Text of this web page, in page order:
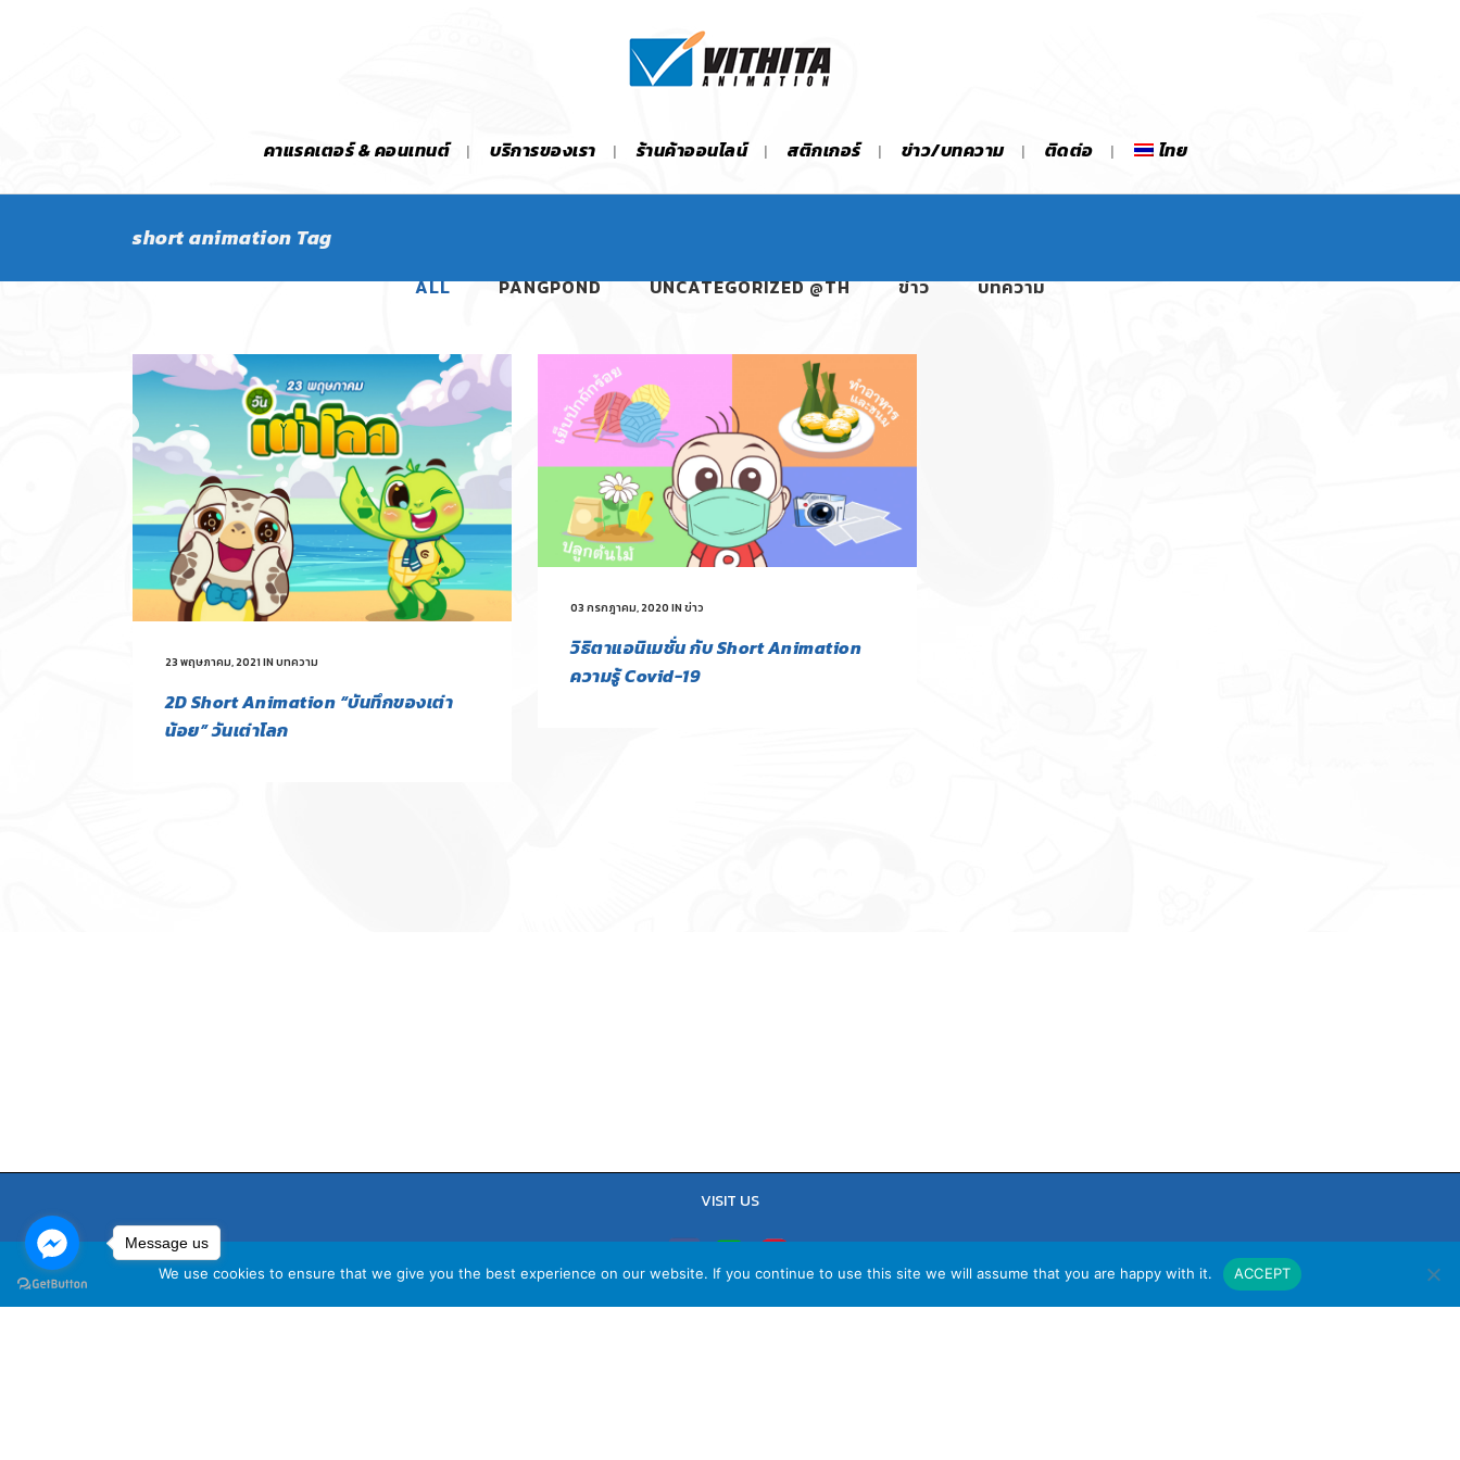
คาแรคเตอร์ & คอนเทนต์ บริการของเรา ร้านค้าออนไลน์ สติกเกอร์ ข่าว/บทความ ติดต่อ ไทย
short animation Tag
ALL PANGPOND UNCATEGORIZED @TH ข่าว บทความ
23 พฤษภาคม, 2021 IN บทความ
2D Short Animation “บันทึกของเต่า
น้อย” วันเต่าโลก
03 กรกฎาคม, 2020 IN ข่าว
วิธิตาแอนิเมชั่น กับ Short Animation
ความรู้ Covid-19
VISIT US
Message us
We use cookies to ensure that we give you the best experience on our website. If you continue to use this site we will assume that you are happy with it.
ACCEPT